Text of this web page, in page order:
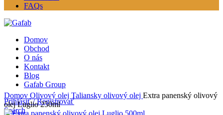
FAQs
Domov
Obchod
O nás
Kontakt
Blog
Gafab Group
Prihlásiť / Registrovať
Search
Zväčšiť
Domov Olivový olej Taliansky olivový olej Extra panenský olivový
olej Luglio 250ml